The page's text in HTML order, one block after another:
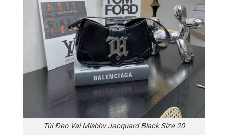
Túi Đeo Vai Misbhv Jacquard Black Size 20